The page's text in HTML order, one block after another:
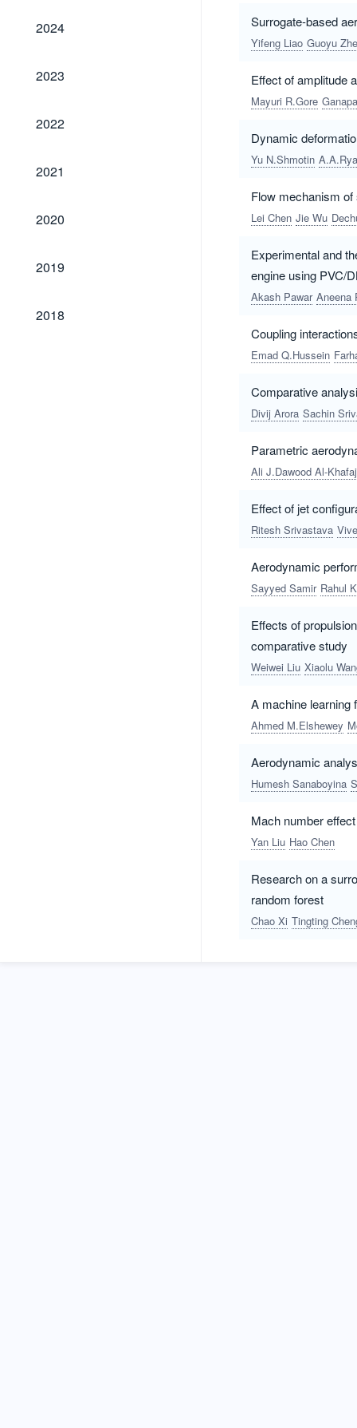
2024
2024
2023
2023
2022
2022
2021
2021
2020
2020
2019
2019
2018
2018
Surrogate-based
Yifeng Liao Guoyu
Effect of amplitude
Mayuri R.Gore
Dynamic
Yu N.Shmotin
Flow mechanism
Lei Chen Jie Wu
Experimental and
engine using PVC/
Akash Pawar Aneena
Coupling
Emad Q.Hussein
Comparative
Divij Arora Sachin
Parametric
Ali J.Dawood Al-
Effect of jet
Ritesh Srivastava
Aerodynamic
Sayyed Samir Rahul
Effects of
comparative study
Weiwei Liu Xiaolu
A machine learning
Ahmed M.Elshewey
Aerodynamic
Humesh Sanaboyina
Mach number
Yan Liu Hao Chen
Research on a
random forest
Chao Xi Tingting